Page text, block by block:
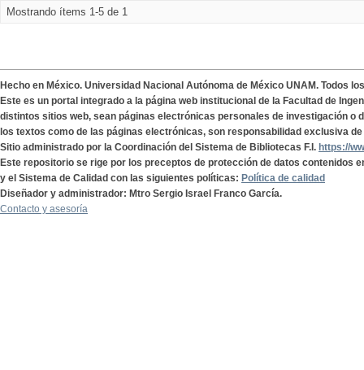
Mostrando ítems 1-5 de 1
Hecho en México. Universidad Nacional Autónoma de México UNAM. Todos
Este es un portal integrado a la página web institucional de la Facultad de
distintos sitios web, sean páginas electrónicas personales de investigación o
los textos como de las páginas electrónicas, son responsabilidad exclusiva
Sitio administrado por la Coordinación del Sistema de Bibliotecas F.I. https://
Este repositorio se rige por los preceptos de protección de datos contenidos
y el Sistema de Calidad con las siguientes políticas: Política de calidad
Diseñador y administrador: Mtro Sergio Israel Franco García.
Contacto y asesoría